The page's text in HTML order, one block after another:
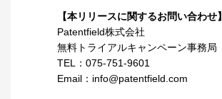
【本リリースに関するお問い合わせ】
Patentfield株式会社
無料トライアルキャンペーン事務局
TEL：075-751-9601
Email：info@patentfield.com